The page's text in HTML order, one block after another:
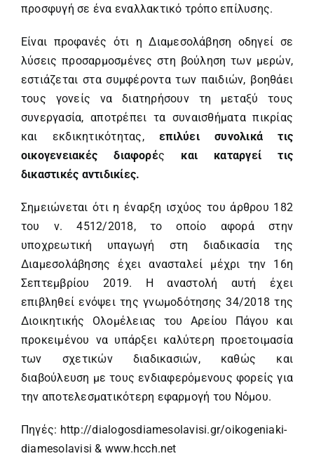
προσφυγή σε ένα εναλλακτικό τρόπο επίλυσης.
Είναι προφανές ότι η Διαμεσολάβηση οδηγεί σε
λύσεις προσαρμοσμένες στη βούληση των μερών,
εστιάζεται στα συμφέροντα των παιδιών, βοηθάει
τους γονείς να διατηρήσουν τη μεταξύ τους
συνεργασία, αποτρέπει τα συναισθήματα πικρίας
και εκδικητικότητας,επιλύει συνολικά τις
οικογενειακές διαφορές και καταργεί τις
δικαστικές αντιδικίες.
Σημειώνεται ότι η έναρξη ισχύος του άρθρου 182
του ν.4512/2018, το οποίο αφορά στην
υποχρεωτική υπαγωγή στη διαδικασία της
Διαμεσολάβησης έχει ανασταλεί μέχρι την 16η
Σεπτεμβρίου 2019. Η αναστολή αυτή έχει
επιβληθεί ενόψει της γνωμοδότησης 34/2018 της
Διοικητικής Ολομέλειας του Αρείου Πάγου και
προκειμένου να υπάρξει καλύτερη προετοιμασία
των σχετικών διαδικασιών, καθώς και
διαβούλευση με τους ενδιαφερόμενους φορείς για
την αποτελεσματικότερη εφαρμογή του Νόμου.
Πηγές: http://dialogosdiamesolavisi.gr/oikogeniaki-
diamesolavisi & www.hcch.net